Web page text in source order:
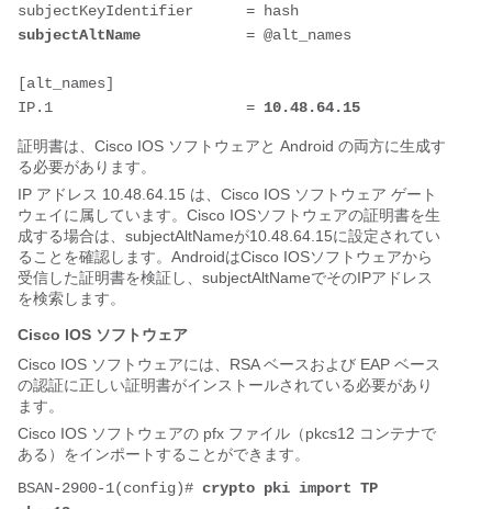
subjectKeyIdentifier      = hash
subjectAltName = @alt_names
[alt_names]
IP.1                      = 10.48.64.15
証明書は、Cisco IOS ソフトウェアと Android の両方に生成す
る必要があります。
IP アドレス 10.48.64.15 は、Cisco IOS ソフトウェア ゲート
ウェイに属しています。Cisco IOSソフトウェアの証明書を生
成する場合は、subjectAltNameが10.48.64.15に設定されてい
ることを確認します。AndroidはCisco IOSソフトウェアから
受信した証明書を検証し、subjectAltNameでそのIPアドレス
を検索します。
Cisco IOS ソフトウェア
Cisco IOS ソフトウェアには、RSA ベースおよび EAP ベース
の認証に正しい証明書がインストールされている必要があり
ます。
Cisco IOS ソフトウェアの pfx ファイル（pkcs12 コンテナで
ある）をインポートすることができます。
BSAN-2900-1(config)# crypto pki import TP